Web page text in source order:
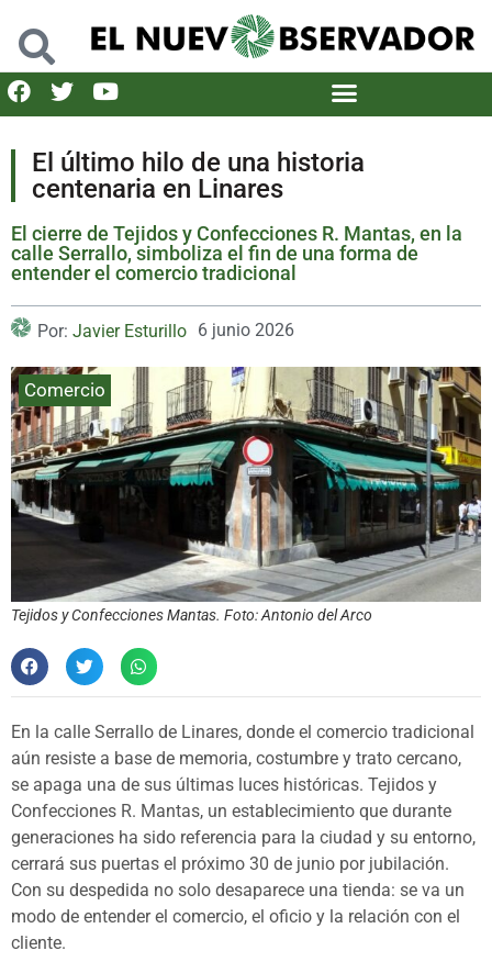
El último hilo de una historia
centenaria en Linares
El cierre de Tejidos y Confecciones R. Mantas, en la
calle Serrallo, simboliza el fin de una forma de
entender el comercio tradicional
Por: Javier Esturillo 6 junio 2026
Comercio
Tejidos y Confecciones Mantas. Foto: Antonio del Arco
En la calle Serrallo de Linares, donde el comercio tradicional
aún resiste a base de memoria, costumbre y trato cercano,
se apaga una de sus últimas luces históricas. Tejidos y
Confecciones R. Mantas, un establecimiento que durante
generaciones ha sido referencia para la ciudad y su entorno,
cerrará sus puertas el próximo 30 de junio por jubilación.
Con su despedida no solo desaparece una tienda: se va un
modo de entender el comercio, el oficio y la relación con el
cliente.